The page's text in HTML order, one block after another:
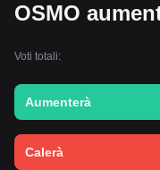
OSMO
Voti totali:
Aumenterà
Calerà